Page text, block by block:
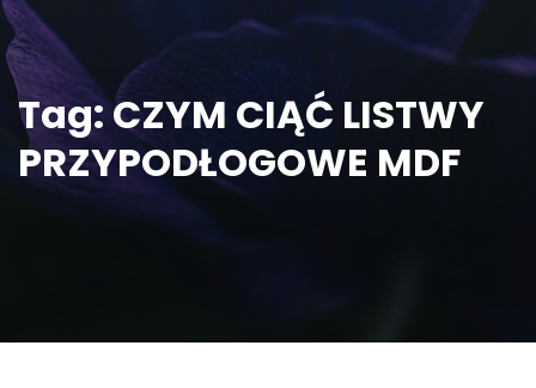
Tag:CZYM CIĄĆ LISTWY
PRZYPODŁOGOWE MDF